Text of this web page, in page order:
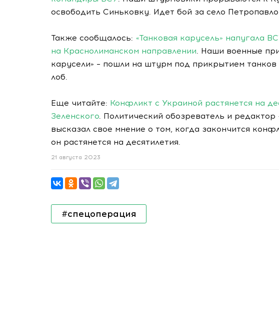
освободить Синьковку. Идет бой за село
Также сообщалось: «Танковая карусель» напугала
на Краснолиманском направлении. Наши военные
карусели» – пошли на штурм под прикрытием
лоб.
Еще читайте: Конфликт с Украиной растянется на
Зеленского. Политический обозреватель и
высказал свое мнение о том, когда закончится
он растянется на десятилетия.
21 августа 2023
#спецоперация